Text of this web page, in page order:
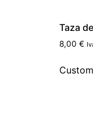
Taza
8,00 €